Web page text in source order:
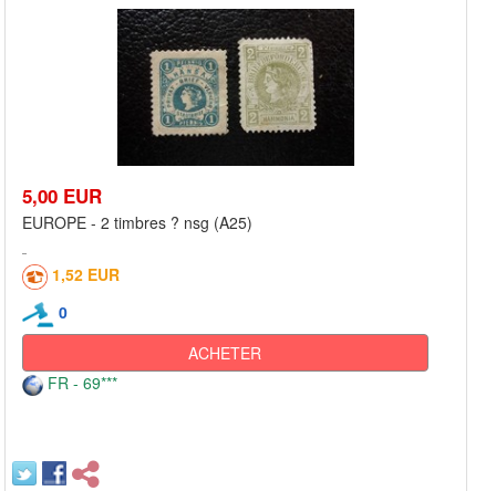
5,00 EUR
EUROPE - 2 timbres ? nsg (A25)
1,52 EUR
0
ACHETER
FR - 69***